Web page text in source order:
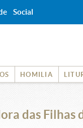
HOMILIA
das Filhas
Social